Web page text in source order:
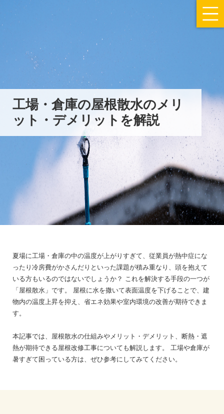
工場・倉庫の屋根散水のメリ
ット・デメリットを解説
夏場に工場・倉庫の中の温度が上がりすぎて、従業員が熱中症にな
ったり冷房費がかさんだりといった課題が積み重なり、頭を抱えて
いる方もいるのではないでしょうか？ これを解決する手段の一つが
「屋根散水」です。
屋根に水を撒いて表面温度を下げることで、建
物内の温度上昇を抑え、省エネ効果や室内環境の改善が期待できま
す。
本記事では、屋根散水の仕組みやメリット・デメリット、断熱・遮
熱が期待できる屋根改修工事についても解説します。
工場や倉庫が
暑すぎて困っている方は、ぜひ参考にしてみてください。